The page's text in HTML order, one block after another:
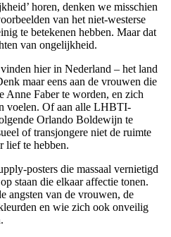
horen, denken we misschien
van het niet-westerse
te betekenen hebben. Maar dat
van ongelijkheid.
hier in Nederland – het land
maar eens aan de vrouwen die
Anne Faber te worden, en zich
voelen. Of aan alle LHBTI-
Orlando Boldewijn te
of transjongere niet de ruimte
lief te hebben.
posters die massaal vernietigd
staan die elkaar affectie tonen.
angsten van de vrouwen, de
en wie zich ook onveilig